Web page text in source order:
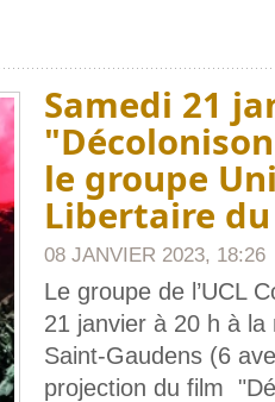
Samedi 21
le groupe
Libertaire
08 JANVIER 2023, 18:26
Le groupe de l’UCL
21 janvier à 20 h à
Saint-Gaudens (6
projection du film